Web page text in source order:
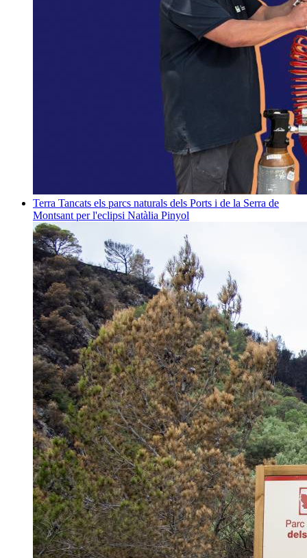
Terra Tancats els parcs naturals dels Ports i de la Serra de
Montsant per l'eclipsi Natàlia Pinyol